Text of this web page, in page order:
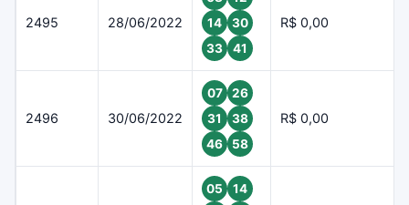
2495 28/06/2022
14
30
33
41
R$ 0,00
2496 30/06/2022
07
26
31
38
46
58
R$ 0,00
05
14